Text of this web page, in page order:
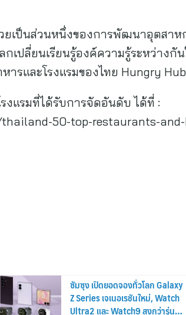
เป็นส่วนหนึ่งของการพัฒนาอุตสาห
เปลี่ยนเรียนรู้องค์ความรู้ระหว่างกั
รและโรงแรมของไทย Hungry
งแรมที่ได้รับการจัดอันดับ ได้ที่ :
50-top-restaurants-
ซัมซุง เปิดยอดจองทั่วโลก Galaxy
Z Series เจเนอเรชันใหม่, Watch
Ultra2 และ Watch9 สูงกว่ารุ่น